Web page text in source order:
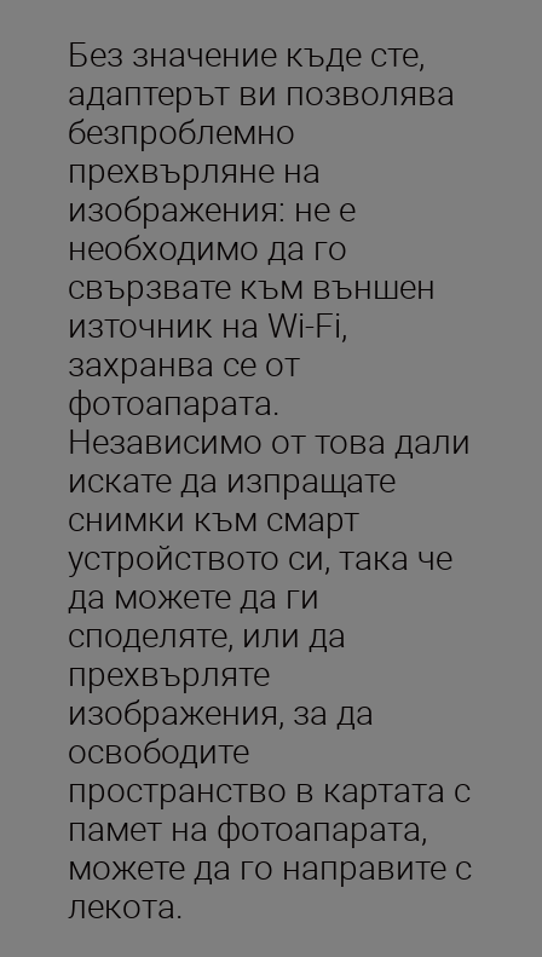
Без значение къде сте,
адаптерът ви позволява
безпроблемно
прехвърляне на
изображения: не е
необходимо да го
свързвате към външен
източник на Wi-Fi,
захранва се от
фотоапарата.
Независимо от това дали
искате да изпращате
снимки към смарт
устройството си, така че
да можете да ги
споделяте, или да
прехвърляте
изображения, за да
освободите
пространство в картата с
памет на фотоапарата,
можете да го направите с
лекота.